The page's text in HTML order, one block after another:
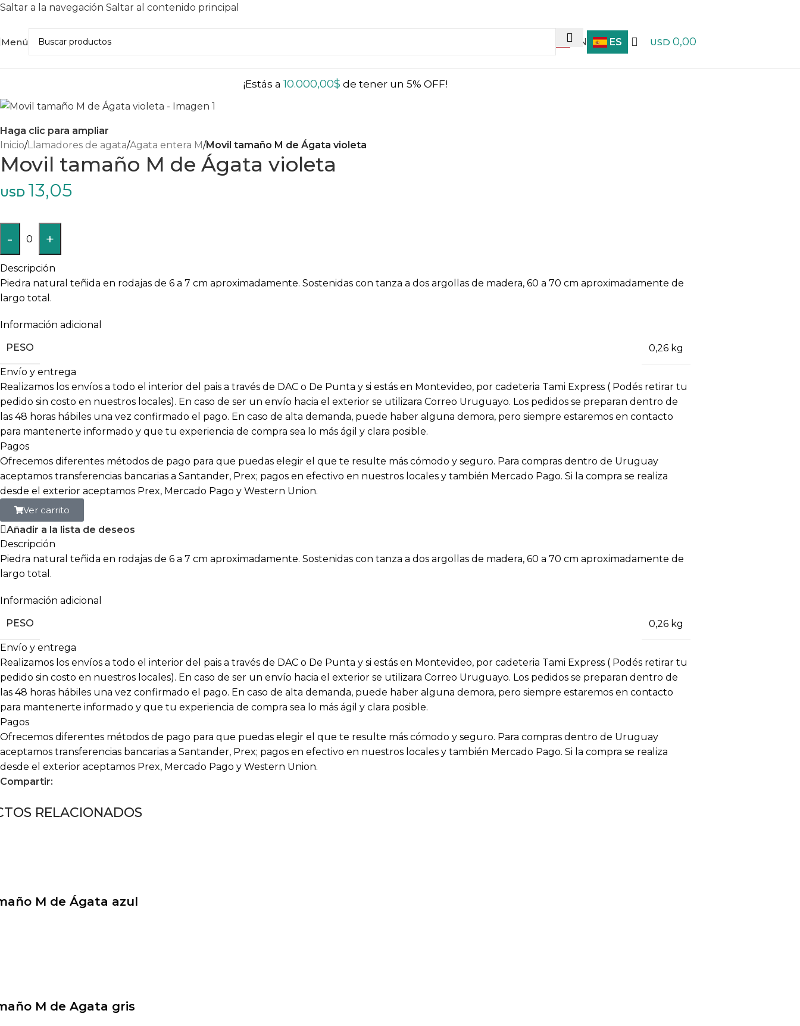
Saltar a la navegación Saltar al contenido principal
Menú EN ES USD 0,00
¡Estás a10.000,00$ de tener un 5% OFF!
Haga clic para ampliar
Inicio/Llamadores de agata/Agata entera M/Movil tamaño M de Ágata violeta
Movil tamaño M de Ágata violeta
USD 13,05
- 0 +
Descripción
Piedra natural teñida en rodajas de 6 a 7 cm aproximadamente. Sostenidas con tanza a dos argollas de madera, 60 a 70 cm aproximadamente de
largo total.
Información adicional
PESO
0,26 kg
Envío y entrega
Realizamos los envíos a todo el interior del pais a través de DAC o De Punta y si estás en Montevideo, por cadeteria Tami Express ( Podés retirar tu
pedido sin costo en nuestros locales). En caso de ser un envío hacia el exterior se utilizara Correo Uruguayo. Los pedidos se preparan dentro de
las 48 horas hábiles una vez confirmado el pago. En caso de alta demanda, puede haber alguna demora, pero siempre estaremos en contacto
para mantenerte informado y que tu experiencia de compra sea lo más ágil y clara posible.
Pagos
Ofrecemos diferentes métodos de pago para que puedas elegir el que te resulte más cómodo y seguro. Para compras dentro de Uruguay
aceptamos transferencias bancarias a Santander, Prex; pagos en efectivo en nuestros locales y también Mercado Pago. Si la compra se realiza
desde el exterior aceptamos Prex, Mercado Pago y Western Union.
Ver carrito
Añadir a la lista de deseos
Descripción
Piedra natural teñida en rodajas de 6 a 7 cm aproximadamente. Sostenidas con tanza a dos argollas de madera, 60 a 70 cm aproximadamente de
largo total.
Información adicional
PESO
0,26 kg
Envío y entrega
Realizamos los envíos a todo el interior del pais a través de DAC o De Punta y si estás en Montevideo, por cadeteria Tami Express ( Podés retirar tu
pedido sin costo en nuestros locales). En caso de ser un envío hacia el exterior se utilizara Correo Uruguayo. Los pedidos se preparan dentro de
las 48 horas hábiles una vez confirmado el pago. En caso de alta demanda, puede haber alguna demora, pero siempre estaremos en contacto
para mantenerte informado y que tu experiencia de compra sea lo más ágil y clara posible.
Pagos
Ofrecemos diferentes métodos de pago para que puedas elegir el que te resulte más cómodo y seguro. Para compras dentro de Uruguay
aceptamos transferencias bancarias a Santander, Prex; pagos en efectivo en nuestros locales y también Mercado Pago. Si la compra se realiza
desde el exterior aceptamos Prex, Mercado Pago y Western Union.
Compartir:
RELACIONADOS
M de Ágata azul
M de Agata gris